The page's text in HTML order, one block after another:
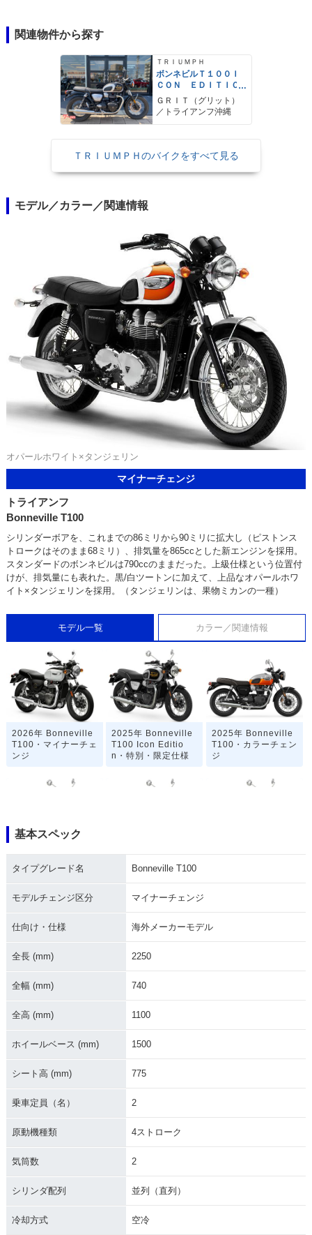
から先、ボンネビルT100は、トライアンフ・モダンクラシックレンジの
伝統を、もっとも色濃く受け継ぐモデルとしてラインナップされていっ
た。次の大きな変化は、2016年。空冷だったバーチカルツインエンジン
が、水冷ユニットになったこと。900ccと1,200ccの2通りが用意された水
冷エンジンのうち、1,200ccユニットを採用したボンネビルT120が登場
し、T100はラインナップから外れたかに思われたが、2017年に、900ccエ
ンジンを搭載し、再びボンネビルT100が登場した。ここで、ABSやトラ
った。なお、水冷化以降のT120とT100の目に見える違いは、フロントブ
レーキ。前者はダブルディスク、T100はこれまで通りのシングルディス
ブラッシュアップ。フロントフォークのカートリッジを新設計し、ブレン
ボ製ブレーキを採用した。2026年モデルでは、IMU（慣性測定ユニット）
ードの選択も可能となった。ヘッドライトはLED式になり、USBタイプC
関連物件から探す
ＴＲＩＵＭＰＨ
ボンネビルＴ１００Ｉ
ＣＯＮ ＥＤＩＴＩＯ
Ｎ
ＧＲＩＴ（グリット）
／トライアンフ沖縄
ＴＲＩＵＭＰＨのバイクをすべて見る
モデル／カラー／関連情報
オパールホワイト×タンジェリン
マイナーチェンジ
トライアンフ
Bonneville T100
シリンダーボアを、これまでの86ミリから90ミリに拡大し（ピストンス
トロークはそのまま68ミリ）、排気量を865ccとした新エンジンを採用。
スタンダードのボンネビルは790ccのままだった。上級仕様という位置付
けが、排気量にも表れた。黒/白ツートンに加えて、上品なオパールホワ
イト×タンジェリンを採用。（タンジェリンは、果物ミカンの一種）
モデル一覧 カラー／関連情報
2026年 Bonneville
T100・マイナーチェ
ンジ
2025年 Bonneville
T100 Icon Editio
n・特別・限定仕様
2025年 Bonneville
T100・カラーチェン
ジ
2024年 Bonneville
T100 Stealth Editio
T100・カラーチェン
2021年 Bonneville
ンジ
2017年 Bonneville
T100 BALCK・追加
T100・マイナーチェ
基本スペック
タイプグレード名 Bonneville T100
モデルチェンジ区分 マイナーチェンジ
仕向け・仕様 海外メーカーモデル
全長 (mm) 2250
全幅 (mm) 740
全高 (mm) 1100
ホイールベース (mm) 1500
シート高 (mm) 775
乗車定員（名） 2
原動機種類 4ストローク
気筒数 2
シリンダ配列 並列（直列）
冷却方式 空冷